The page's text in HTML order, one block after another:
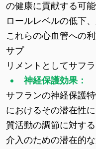
の健康に貢献する可
ロールレベルの低下
これらの心血管への
サプ
リメントとしてサフ
神経保護効果：
サフランの神経保護
におけるその潜在性
質活動の調節に対す
介入のための潜在的